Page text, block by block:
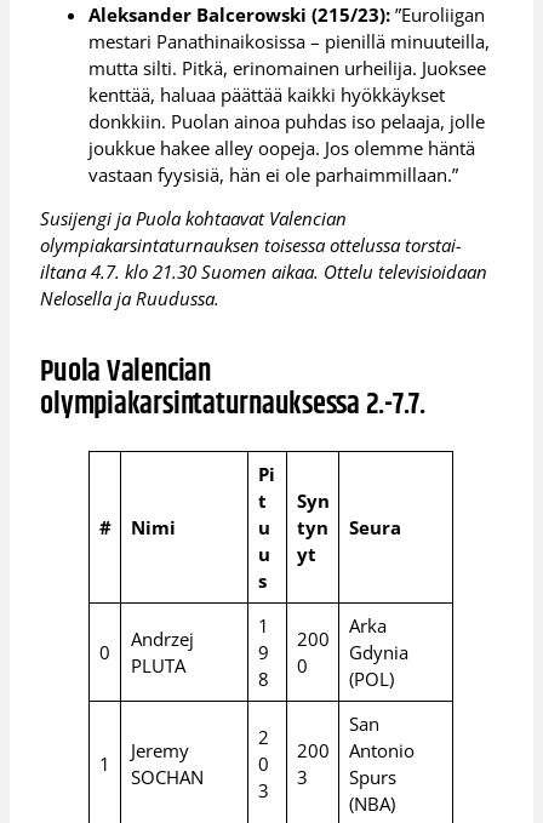
Aleksander Balcerowski (215/23): ”Euroliigan
mestari Panathinaikosissa – pienillä minuuteilla,
mutta silti. Pitkä, erinomainen urheilija. Juoksee
kenttää, haluaa päättää kaikki hyökkäykset
donkkiin. Puolan ainoa puhdas iso pelaaja, jolle
joukkue hakee alley oopeja. Jos olemme häntä
vastaan fyysisiä, hän ei ole parhaimmillaan.”
Susijengi ja Puola kohtaavat Valencian
olympiakarsintaturnauksen toisessa ottelussa torstai-
iltana 4.7. klo 21.30 Suomen aikaa. Ottelu televisioidaan
Nelosella ja Ruudussa.
Puola Valencian
olympiakarsintaturnauksessa 2.-7.7.
# Nimi
Pi
t
u
u
s
Syn
tyn
yt
Seura
0
Andrzej
PLUTA
1
9
8
200
0
Arka
Gdynia
(POL)
1
Jeremy
SOCHAN
2
0
3
200
3
San
Antonio
Spurs
(NBA)